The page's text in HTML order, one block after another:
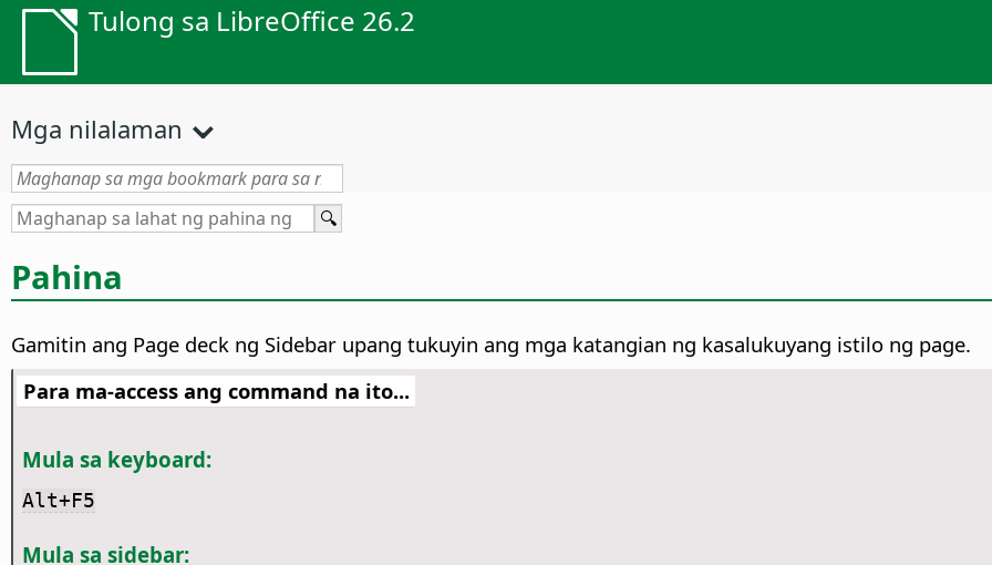
Tulong sa LibreOffice 26.2
Mga nilalaman
Pahina
Gamitin ang Page deck ng Sidebar upang tukuyin ang mga katangian ng kasalukuyang istilo ng page.
Para ma-access ang command na ito...
Mula sa keyboard:
Alt+F5
Mula sa sidebar: